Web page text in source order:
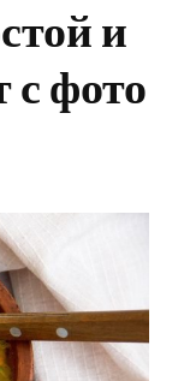
и
с фото